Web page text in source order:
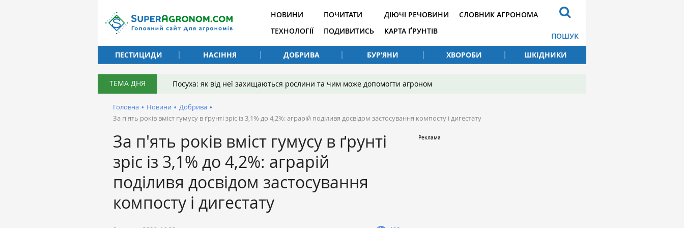
НОВИНИ
ТЕХНОЛОГІЇ
ПОЧИТАТИ
ПОДИВИТИСЬ
ДІЮЧІ РЕЧОВИНИ
КАРТА ҐРУНТІВ
СЛОВНИК АГРОНОМА
ПОШУК
ПЕСТИЦИДИ
НАСІННЯ ДОБРИВА БУР’ЯНИ ХВОРОБИ ШКІДНИКИ
ТЕМА ДНЯ Посуха: як від неї захищаються рослини та чим може допомогти агроном
Головна • Новини • Добрива •
За п'ять років вміст гумусу в ґрунті зріс із 3,1% до 4,2%: аграрій поділивя досвідом застосування компосту і дигестату
За п'ять років вміст гумусу в ґрунті
зріс із 3,1% до 4,2%: аграрій
поділивя досвідом застосування
компосту і дигестату